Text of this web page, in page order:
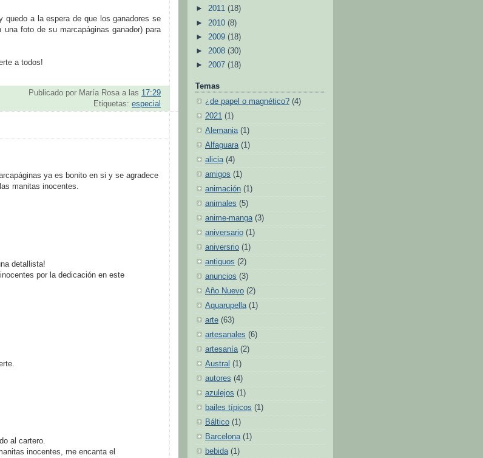
quedo a la espera de que los ganadores se
foto de su marcapáginas ganador) para
a todos!
Publicado por María Rosa a las 17:29
Etiquetas: especial
ya es bonito en si y se agradece
manitas inocentes.
detallista!
por la dedicación en este
al cartero.
inocentes, me encanta el
► 2011 (18)
► 2010 (8)
► 2009 (18)
► 2008 (30)
► 2007 (18)
Temas
¿de papel o magnético? (4)
2021 (1)
Alemania (1)
Alfaguara (1)
alicia (4)
amigos (1)
animación (1)
animales (5)
anime-manga (3)
aniversario (1)
aniversrio (1)
antiguos (2)
anuncios (3)
Año Nuevo (2)
Aquarupella (1)
arte (63)
artesanales (6)
artesanía (2)
Austral (1)
autores (4)
azulejos (1)
bailes típicos (1)
Báltico (1)
Barcelona (1)
bebida (1)